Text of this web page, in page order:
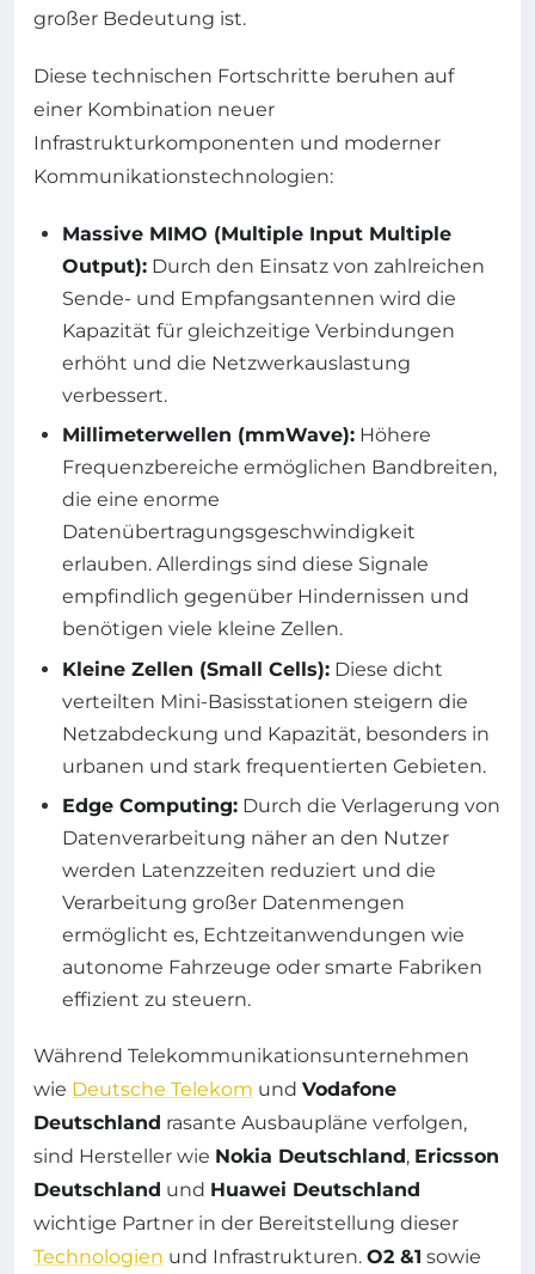
großer Bedeutung ist.
Diese technischen Fortschritte beruhen auf
einer Kombination neuer
Infrastrukturkomponenten und moderner
Kommunikationstechnologien:
Massive MIMO (Multiple Input Multiple
Output): Durch den Einsatz von zahlreichen
Sende- und Empfangsantennen wird die
Kapazität für gleichzeitige Verbindungen
erhöht und die Netzwerkauslastung
verbessert.
Millimeterwellen (mmWave): Höhere
Frequenzbereiche ermöglichen Bandbreiten,
die eine enorme
Datenübertragungsgeschwindigkeit
erlauben. Allerdings sind diese Signale
empfindlich gegenüber Hindernissen und
benötigen viele kleine Zellen.
Kleine Zellen (Small Cells): Diese dicht
verteilten Mini-Basisstationen steigern die
Netzabdeckung und Kapazität, besonders in
urbanen und stark frequentierten Gebieten.
Edge Computing: Durch die Verlagerung von
Datenverarbeitung näher an den Nutzer
werden Latenzzeiten reduziert und die
Verarbeitung großer Datenmengen
ermöglicht es, Echtzeitanwendungen wie
autonome Fahrzeuge oder smarte Fabriken
effizient zu steuern.
Während Telekommunikationsunternehmen
wie Deutsche Telekom und Vodafone
Deutschland rasante Ausbaupläne verfolgen,
sind Hersteller wie Nokia Deutschland, Ericsson
Deutschland und Huawei Deutschland
wichtige Partner in der Bereitstellung dieser
Technologien und Infrastrukturen. O2 &1 sowie